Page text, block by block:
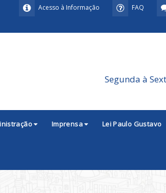
FAQ
Acesso à Informação
Segunda à
Imprensa Lei Paulo Gustavo